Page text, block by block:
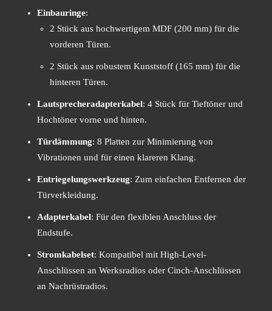
Einbauringe:
2 Stück aus hochwertigem MDF (200 mm) für die
vorderen Türen.
2 Stück aus robustem Kunststoff (165 mm) für die
hinteren Türen.
Lautsprecheradapterkabel: 4 Stück für Tieftöner und
Hochtöner vorne und hinten.
Türdämmung: 8 Platten zur Minimierung von
Vibrationen und für einen klareren Klang.
Entriegelungswerkzeug: Zum einfachen Entfernen der
Türverkleidung.
Adapterkabel: Für den flexiblen Anschluss der
Endstufe.
Stromkabelset: Kompatibel mit High-Level-
Anschlüssen an Werksradios oder Cinch-Anschlüssen
an Nachrüstradios.